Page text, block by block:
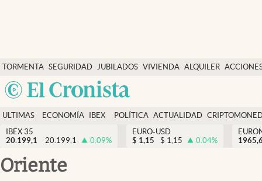
TORMENTA SEGURIDAD
SOCIAL
JUBILADOS VIVIENDA ALQUILER
USA
Economía y finanzas
Política
Actualidad
Criptomonedas
España
ULTIMAS
NOTICIAS
ECONOMÍA
FINANZAS
IBEX
EURO
POLÍTICA ACTUALIDAD
IBEX 35
20.199,1
20.199,1 0.09%
EURO-USD
$ 1,15 $ 1,15 0.04%
Oriente